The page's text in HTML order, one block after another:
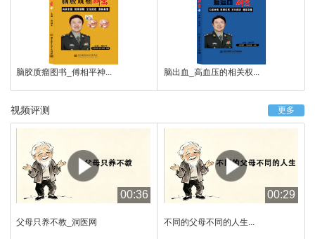
脑胶质瘤图书_傅相平神... 脑出血_高血压的相关权...
更多
视频评测
00:36
父母只养不教_洞医网
00:29
不同的父母不同的人生...